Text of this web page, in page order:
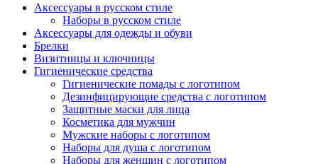
Аксессуары в русском стиле
Наборы в русском стиле
Аксессуары для одежды и обуви
Брелки
Визитницы и ключницы
Гигиенические средства
Гигиенические помады с логотипом
Дезинфицирующие средства с логотипом
Защитные маски для лица
Косметика для мужчин
Мужские наборы с логотипом
Наборы для душа с логотипом
Наборы для женщин с логотипом